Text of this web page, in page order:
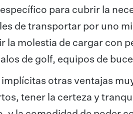
para cubrir la
de transportar por uno
la molestia de cargar con
de golf, equipos de
otras ventajas
tener la certeza y